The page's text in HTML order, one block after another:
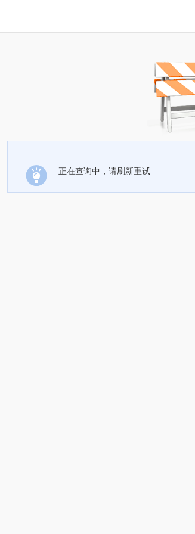
正在查询中，请刷新重试